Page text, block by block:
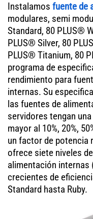
Instalamos fuente de
modulares, semi
Standard, 80 PLUS®
PLUS® Silver, 80
PLUS® Titanium, 80
programa de
rendimiento para
internas. Su
las fuentes de
servidores tengan
mayor al 10%, 20%,
un factor de potencia
ofrece siete niveles
alimentación internas
crecientes de
Standard hasta Ruby.